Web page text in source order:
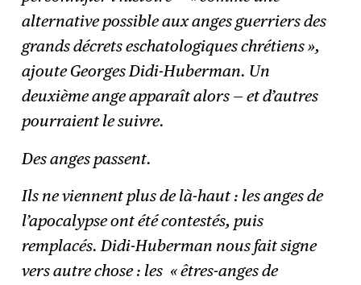
alternative possible aux anges guerriers des
grands décrets eschatologiques chrétiens »,
ajoute Georges Didi-Huberman. Un
deuxième ange apparaît alors — et d’autres
pourraient le suivre.
Des anges passent.
Ils ne viennent plus de là-haut : les anges de
l’apocalypse ont été contestés, puis
remplacés. Didi-Huberman nous fait signe
vers autre chose : les « êtres-anges de